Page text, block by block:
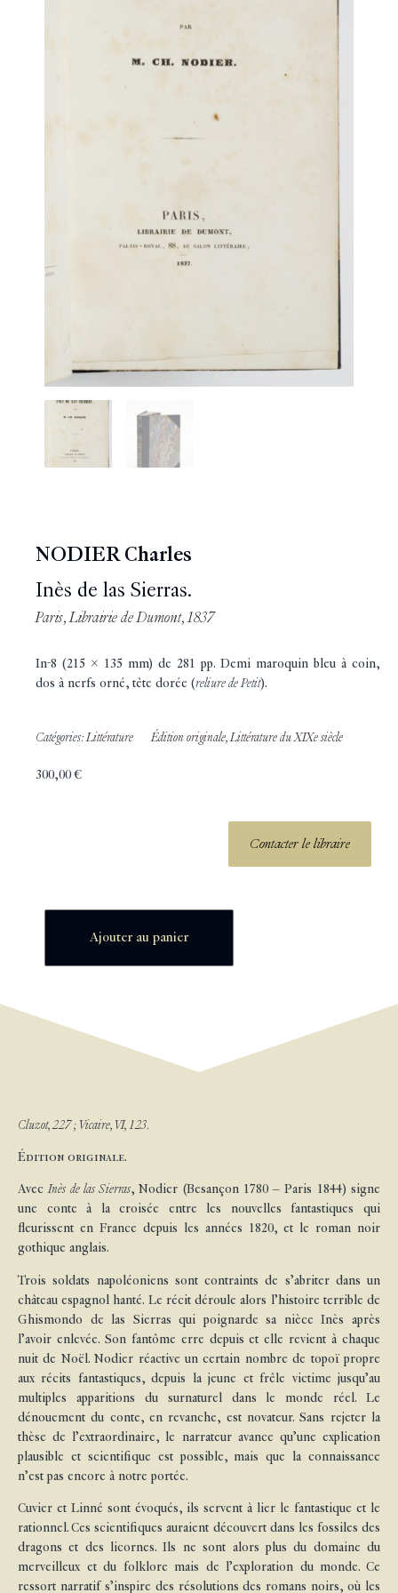
NODIER Charles
Inès de las Sierras.
Paris, Librairie de Dumont, 1837
In-8 (215 x 135 mm) de 281 pp. Demi maroquin bleu à coin,
dos à nerfs orné, tête dorée (reliure de Petit).
Catégories:Littérature Édition originale,Littérature du XIXe siècle
300,00€
Contacter le libraire
Ajouter au panier
Cluzot, 227 ; Vicaire, VI, 123.
Édition originale.
AvecInès de las Sierras, Nodier (Besançon 1780 – Paris 1844) signe
une conte à la croisée entre les nouvelles fantastiques qui
fleurissent en France depuis les années 1820, et le roman noir
gothique anglais.
Trois soldats napoléoniens sont contraints de s’abriter dans un
château espagnol hanté. Le récit déroule alors l’histoire terrible de
Ghismondo de las Sierras qui poignarde sa nièce Inès après
l’avoir enlevée. Son fantôme erre depuis et elle revient à chaque
nuit de Noël. Nodier réactive un certain nombre de topoï propre
aux récits fantastiques, depuis la jeune et frêle victime jusqu’au
multiples apparitions du surnaturel dans le monde réel. Le
dénouement du conte, en revanche, est novateur. Sans rejeter la
thèse de l’extraordinaire, le narrateur avance qu’une explication
plausible et scientifique est possible, mais que la connaissance
n’est pas encore à notre portée.
Cuvier et Linné sont évoqués, ils servent à lier le fantastique et le
rationnel. Ces scientifiques auraient découvert dans les fossiles des
dragons et des licornes. Ils ne sont alors plus du domaine du
merveilleux et du folklore mais de l’exploration du monde. Ce
ressort narratif s’inspire des résolutions des romans noirs, où les